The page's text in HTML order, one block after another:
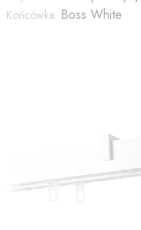
Końcówka: Boss White